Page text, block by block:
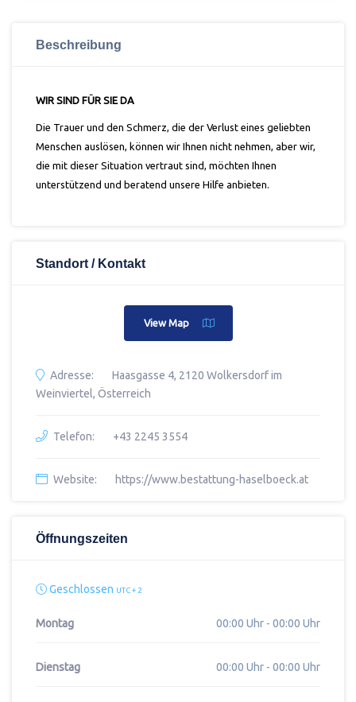
Beschreibung
WIR SIND FÜR SIE DA
Die Trauer und den Schmerz, die der Verlust eines geliebten
Menschen auslösen, können wir Ihnen nicht nehmen, aber wir,
die mit dieser Situation vertraut sind, möchten Ihnen
unterstützend und beratend unsere Hilfe anbieten.
Standort / Kontakt
View Map
Adresse:
Haasgasse 4, 2120 Wolkersdorf im
Weinviertel, Österreich
Telefon: +43 2245 3554
Website: https://www.bestattung-haselboeck.at
Öffnungszeiten
Geschlossen UTC + 2
Montag 00:00 Uhr - 00:00 Uhr
Dienstag 00:00 Uhr - 00:00 Uhr